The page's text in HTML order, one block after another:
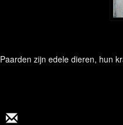
Paarden zijn edele dieren, hun